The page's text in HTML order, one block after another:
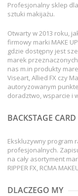
Profesjonalny sklep
sztuki makijażu.
Otwarty w 2013 roku,
firmowy marki MAKE
gdzie dostępny jest
marek
nas m.in produkty
Viseart, Allied FX czy
autoryzowanym
doradztwo, wsparcie i
BACKSTAGE CARD
Ekskluzywny program
profesjonalnych.
na cały asortyment
RIPPER FX, RCMA
DLACZEGO MY